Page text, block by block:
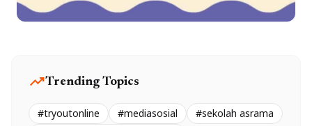
trending_upTrending Topics
#tryoutonline #mediasosial
#sekolah asrama